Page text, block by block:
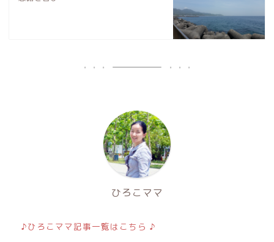
ひろこママ
♪ひろこママ記事一覧はこちら ♪